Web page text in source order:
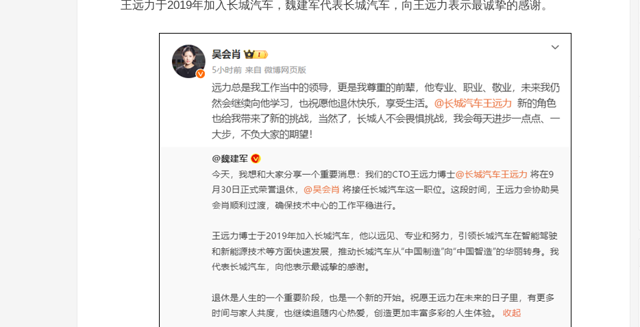
王远力于2019年加入长城汽车，魏建军代表长城汽车，向王远力表示最诚挚的感谢。